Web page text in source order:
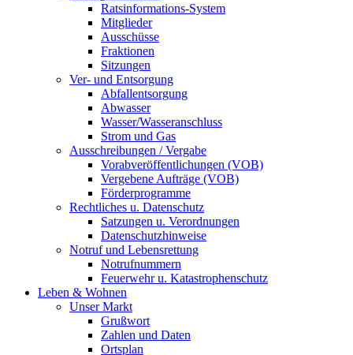
Ratsinformations-System
Mitglieder
Ausschüsse
Fraktionen
Sitzungen
Ver- und Entsorgung
Abfallentsorgung
Abwasser
Wasser/Wasseranschluss
Strom und Gas
Ausschreibungen / Vergabe
Vorabveröffentlichungen (VOB)
Vergebene Aufträge (VOB)
Förderprogramme
Rechtliches u. Datenschutz
Satzungen u. Verordnungen
Datenschutzhinweise
Notruf und Lebensrettung
Notrufnummern
Feuerwehr u. Katastrophenschutz
Leben & Wohnen
Unser Markt
Grußwort
Zahlen und Daten
Ortsplan